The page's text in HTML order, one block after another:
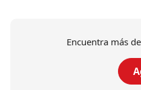
Encuentra más